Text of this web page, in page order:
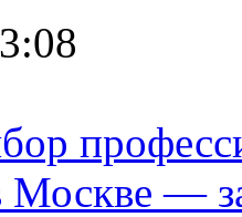
Москве —